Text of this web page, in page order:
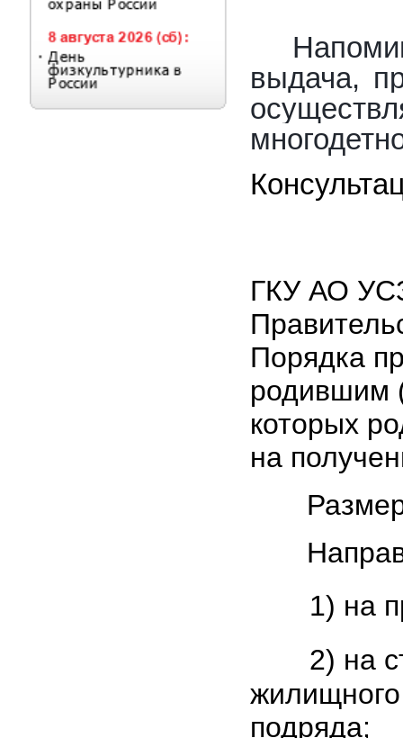
выдача,
ГКУ АО
Порядка
родившим
которых
на
Размер
1) на
2) на
жилищного
подряда;